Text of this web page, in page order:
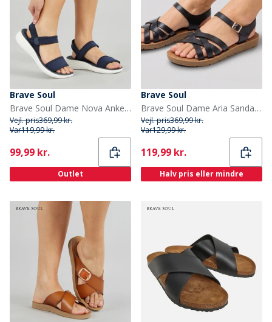
Brave Soul
Brave Soul Dame Nova Ankelrem Sandaler Navy
Vejl. pris369,99 kr.
Var119,99 kr.
Current
99,99 kr.
Outlet
Brave Soul
Brave Soul Dame Aria Sandaler Sort
Vejl. pris369,99 kr.
Var129,99 kr.
Current
119,99 kr.
Halv pris eller mindre